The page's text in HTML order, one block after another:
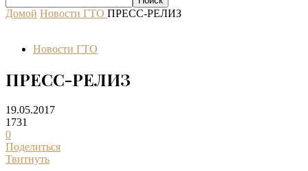
Домой Новости ГТО ПРЕСС-РЕЛИЗ
Новости ГТО
ПРЕСС-РЕЛИЗ
19.05.2017
1731
0
Поделиться
Твитнуть